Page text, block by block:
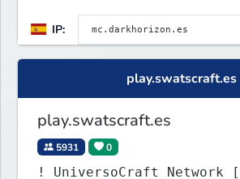
IP:
play.swatscraft.es
play.swatscraft.es
5931 0
! UniversoCraft Network